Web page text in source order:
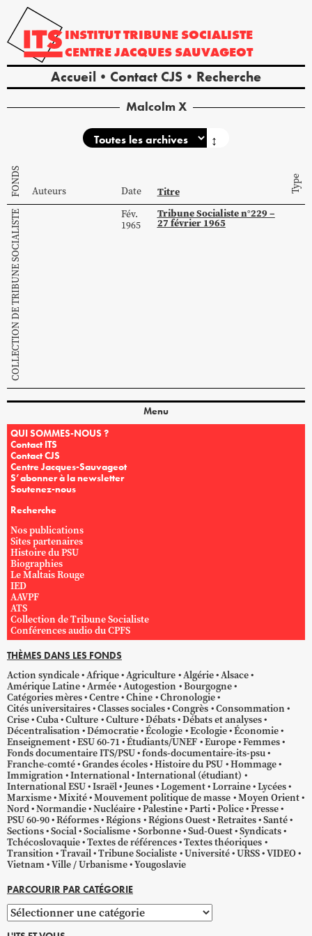
INSTITUTTRIBUNE SOCIALISTE
CENTREJACQUES SAUVAGEOT
Accueil Contact CJS Recherche
Malcolm X
↕
FONDS Auteurs Date Titre Type
COLLECTION DE TRIBUNE SOCIALISTE
Fév.
1965
Tribune Socialiste n°229 –
27 février 1965
Menu
QUI SOMMES-NOUS ?
Contact ITS
Contact CJS
Centre Jacques-Sauvageot
S’abonner à la newsletter
Soutenez-nous
Recherche
Nos publications
Sites partenaires
Histoire du PSU
Biographies
Le Maltais Rouge
IED
AAVPF
ATS
Collection de Tribune Socialiste
Conférences audio du CPFS
THÈMES DANS LES FONDS
Action syndicale Afrique Agriculture Algérie Alsace
Amérique Latine Armée Autogestion
Bourgogne
Catégories mères Centre Chine Chronologie
Cités universitaires Classes sociales Congrès Consommation
Crise Cuba Culture Culture Débats Débats et analyses
Décentralisation Démocratie Écologie Ecologie Économie
Enseignement ESU 60-71 Étudiants/UNEF Europe Femmes
Fonds documentaire ITS/PSU fonds-documentaire-its-psu
Franche-comté Grandes écoles Histoire du PSU Hommage
Immigration International International (étudiant)
International ESU Israël Jeunes Logement Lorraine Lycées
Marxisme Mixité Mouvement politique de masse Moyen Orient
Nord Normandie Nucléaire Palestine Parti Police Presse
PSU 60-90 Réformes Régions Régions Ouest Retraites Santé
Sections Social Socialisme Sorbonne Sud-Ouest Syndicats
Tchécoslovaquie Textes de références Textes théoriques
Transition Travail Tribune Socialiste Université URSS VIDEO
Vietnam Ville / Urbanisme Yougoslavie
PARCOURIR PAR CATÉGORIE
Parcourir
par